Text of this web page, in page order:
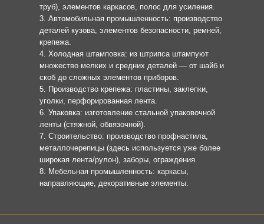
труб), элементов каркасов, полос для усиления.
3. Автомобильная промышленность: производство
деталей кузова, элементов безопасности, ремней,
крепежа.
4. Холодная штамповка: из штрипса штампуют
множество мелких и средних деталей — от шайб и
скоб до сложных элементов приборов.
5. Производство крепежа: пластины, заклепки,
уголки, перфорированная лента.
6. Упаковка: изготовление стальной упаковочной
ленты (стяжной, обвязочной).
7. Строительство: производство профнастила,
металлочерепицы (здесь используется уже более
широкая лента/рулон), заборы, ограждения.
8. Мебельная промышленность: каркасы,
направляющие, декоративные элементы.